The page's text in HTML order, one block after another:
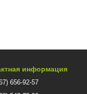
информация
656-92-57